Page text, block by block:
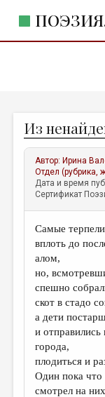
ЖАНРЫ
АВТОРЫ
КОММЕНТАРИИ
ЛИТСАЛОН
НОВОСТИ
ПРАВИЛА САЙТА
ОТДЕЛЫ И РУБРИКИ
ИЗБРАННОЕ
ДАЙДЖЕСТ
ПРОИЗВЕДЕНИЯ
ПЕРЕВОДЫ
Из
Автор: Ирина
Отдел (рубрика,
Дата и время
Сертификат
Самые
вплоть до
алом,
но,
спешно
скот в стадо
а дети
и отправились
города,
плодиться и
Один пока
смотрел на